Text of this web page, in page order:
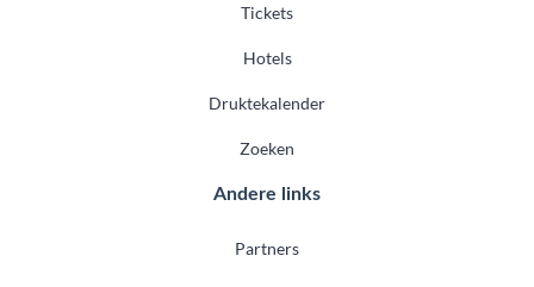
Tickets
Hotels
Druktekalender
Zoeken
Andere links
Partners